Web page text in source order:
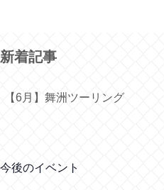
新着記事
【6月】舞洲ツーリング
今後のイベント